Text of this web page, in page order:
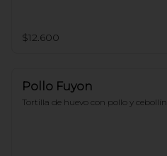
$12.600
Pollo Fuyon
Tortilla de huevo con pollo y cebollín